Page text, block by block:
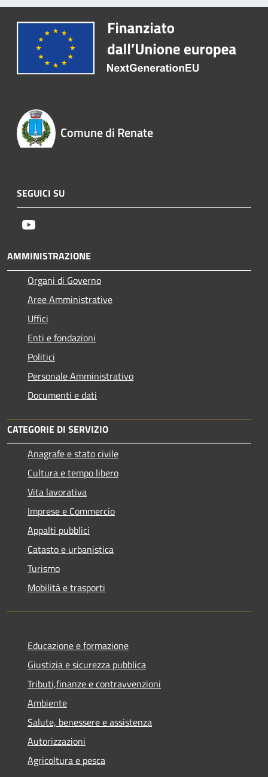
Comune di Renate
SEGUICI SU
AMMINISTRAZIONE
Organi di Governo
Aree Amministrative
Uffici
Enti e fondazioni
Politici
Personale Amministrativo
Documenti e dati
CATEGORIE DI SERVIZIO
Anagrafe e stato civile
Cultura e tempo libero
Vita lavorativa
Imprese e Commercio
Appalti pubblici
Catasto e urbanistica
Turismo
Mobilità e trasporti
Educazione e formazione
Giustizia e sicurezza pubblica
Tributi,finanze e contravvenzioni
Ambiente
Salute, benessere e assistenza
Autorizzazioni
Agricoltura e pesca